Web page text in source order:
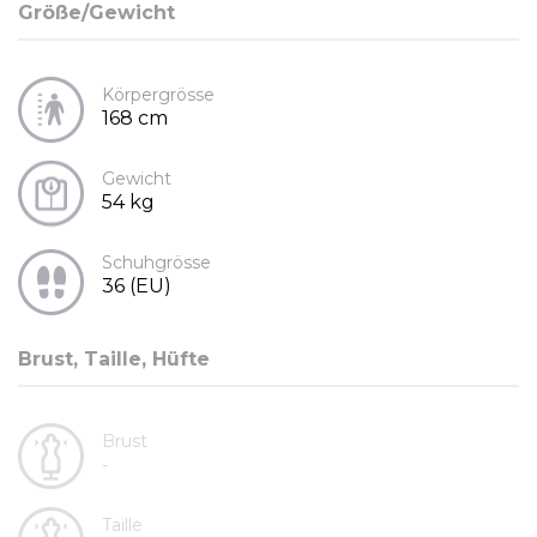
Größe/Gewicht
Körpergrösse
168 cm
Gewicht
54 kg
Schuhgrösse
36 (EU)
Brust, Taille, Hüfte
Brust
-
Taille